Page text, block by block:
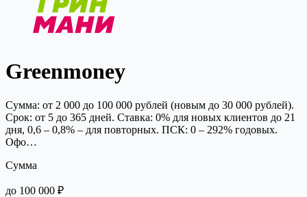
Greenmoney
Сумма: от 2 000 до 100 000 рублей (новым до 30 000 рублей).
Срок: от 5 до 365 дней. Ставка: 0% для новых клиентов до 21
дня, 0,6 – 0,8% – для повторных. ПСК: 0 – 292% годовых.
Офо…
Сумма
до 100 000 ₽